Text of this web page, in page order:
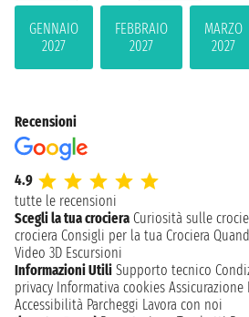
GENNAIO
2027
FEBBRAIO
2027
MARZO
2027
Recensioni
4.9
tutte le recensioni
Scegli la tua crociera Curiosità sulle
crociera Consigli per la tua Crociera
Video 3D Escursioni
Informazioni Utili Supporto tecnico
privacy Informativa cookies Assicurazione
Accessibilità Parcheggi Lavora con noi